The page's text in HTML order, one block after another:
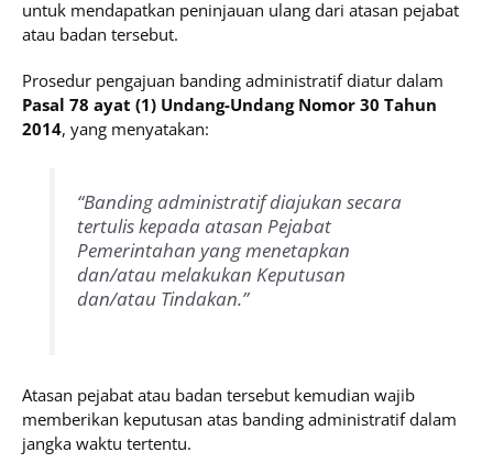
untuk mendapatkan peninjauan ulang dari atasan pejabat
atau badan tersebut.
Prosedur pengajuan banding administratif diatur dalam
Pasal 78 ayat (1) Undang-Undang Nomor 30 Tahun
2014, yang menyatakan:
“Banding administratif diajukan secara
tertulis kepada atasan Pejabat
Pemerintahan yang menetapkan
dan/atau melakukan Keputusan
dan/atau Tindakan.”
Atasan pejabat atau badan tersebut kemudian wajib
memberikan keputusan atas banding administratif dalam
jangka waktu tertentu.